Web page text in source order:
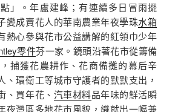
」。年盧建峰；有連續多日冒雨擺
變成賣花人的華南農業年夜學珠水箱
熱心參與花市公益講解的紅領巾少年
零件芬一家。鏡頭沿著花市從籌備
捕獲花農耕作、花商備攤的幕后辛
、環衛工等城市守護者的默默支出，
、買年花、 汽車材料品年味的鮮活瞬
夜灣區多地花市風貌，織就出一幅兼